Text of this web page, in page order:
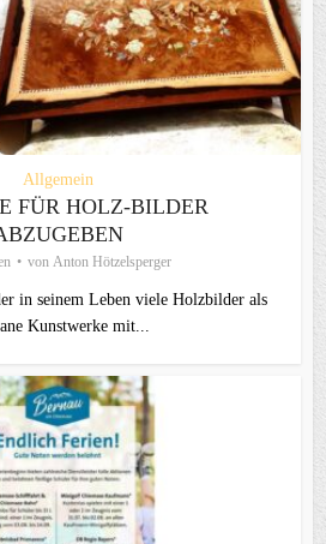
Allgemein
FÜR HOLZ-BILDER
von Anton Hötzelsperger
in seinem Leben viele Holzbilder als
Kunstwerke mit...